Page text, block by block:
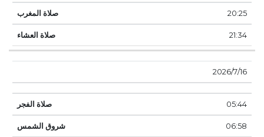
20:25
21:34
16‏‏/7‏‏/2026
05:44
06:58